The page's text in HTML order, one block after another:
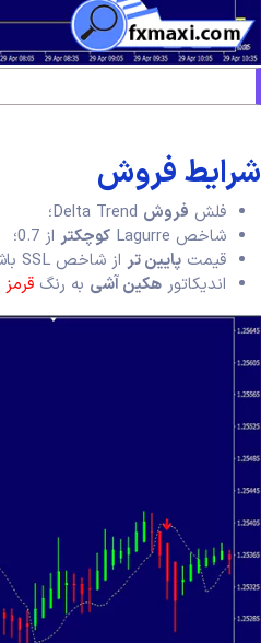
شرایط فروش
فلش فروش
شاخص Lagurre
کوچکتر از 0.7؛
قیمت پایین تر از شاخص SSL باشد؛
اندیکاتور هکین آشی به رنگ قرمز